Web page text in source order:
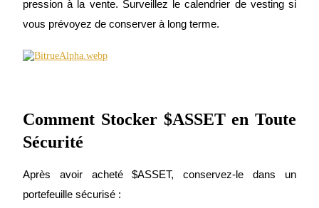
USDT New User Exclusive 10% APR
BTC New User Exclusive: 6.5% APR
BTC Flexible Staking | Daily Rewards
pression à la vente. Surveillez le calendrier de vesting si
vous prévoyez de conserver à long terme.
Comment Stocker $ASSET en Toute
Sécurité
Après avoir acheté $ASSET, conservez-le dans un
portefeuille sécurisé :